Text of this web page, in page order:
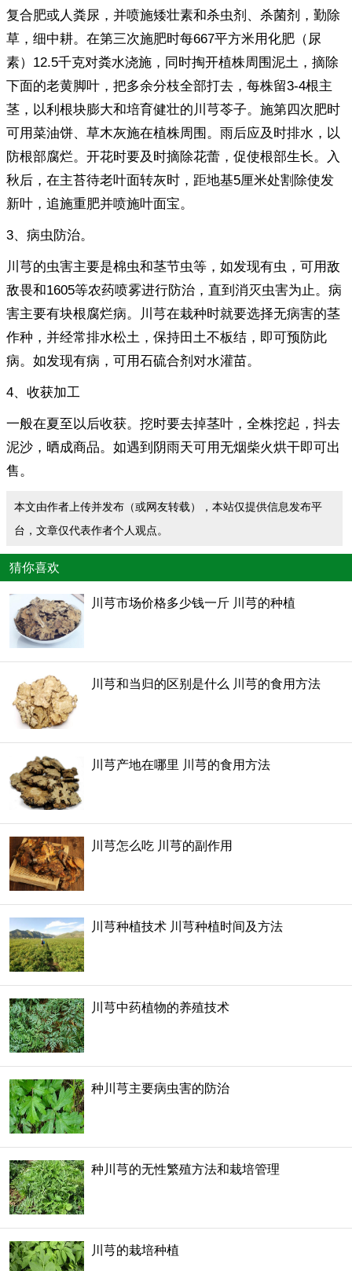
复合肥或人粪尿，并喷施矮壮素和杀虫剂、杀菌剂，勤除
草，细中耕。在第三次施肥时每667平方米用化肥（尿
素）12.5千克对粪水浇施，同时掏开植株周围泥土，摘除
下面的老黄脚叶，把多余分枝全部打去，每株留3-4根主
茎，以利根块膨大和培育健壮的川芎苓子。施第四次肥时
可用菜油饼、草木灰施在植株周围。雨后应及时排水，以
防根部腐烂。开花时要及时摘除花蕾，促使根部生长。入
秋后，在主苔待老叶面转灰时，距地基5厘米处割除使发
新叶，追施重肥并喷施叶面宝。
3、病虫防治。
川芎的虫害主要是棉虫和茎节虫等，如发现有虫，可用敌
敌畏和1605等农药喷雾进行防治，直到消灭虫害为止。病
害主要有块根腐烂病。川芎在栽种时就要选择无病害的茎
作种，并经常排水松土，保持田土不板结，即可预防此
病。如发现有病，可用石硫合剂对水灌苗。
4、收获加工
一般在夏至以后收获。挖时要去掉茎叶，全株挖起，抖去
泥沙，晒成商品。如遇到阴雨天可用无烟柴火烘干即可出
售。
本文由作者上传并发布（或网友转载），本站仅提供信息发布平
台，文章仅代表作者个人观点。
猜你喜欢
川芎市场价格多少钱一斤 川芎的种植
川芎和当归的区别是什么 川芎的食用方法
川芎产地在哪里 川芎的食用方法
川芎怎么吃 川芎的副作用
川芎种植技术 川芎种植时间及方法
川芎中药植物的养殖技术
种川芎主要病虫害的防治
种川芎的无性繁殖方法和栽培管理
川芎的栽培种植